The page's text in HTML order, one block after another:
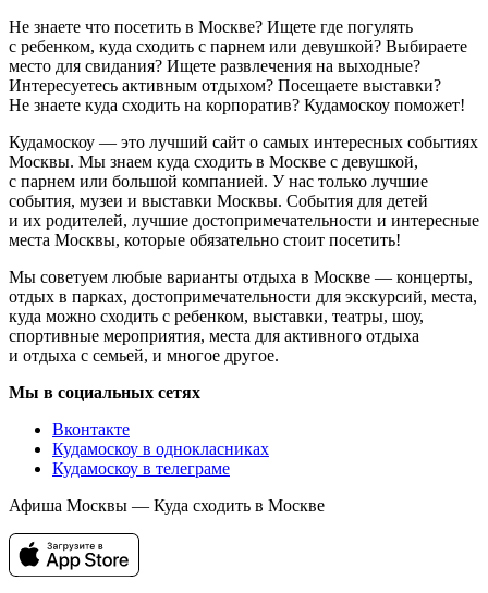
Не знаете что посетить в Москве? Ищете где погулять
с ребенком, куда сходить с парнем или девушкой? Выбираете
место для свидания? Ищете развлечения на выходные?
Интересуетесь активным отдыхом? Посещаете выставки?
Не знаете куда сходить на корпоратив? Кудамоскоу поможет!
Кудамоскоу — это лучший сайт о самых интересных событиях
Москвы. Мы знаем куда сходить в Москве с девушкой,
с парнем или большой компанией. У нас только лучшие
события, музеи и выставки Москвы. События для детей
и их родителей, лучшие достопримечательности и интересные
места Москвы, которые обязательно стоит посетить!
Мы советуем любые варианты отдыха в Москве — концерты,
отдых в парках, достопримечательности для экскурсий, места,
куда можно сходить с ребенком, выставки, театры, шоу,
спортивные мероприятия, места для активного отдыха
и отдыха с семьей, и многое другое.
Мы в социальных сетях
Вконтакте
Кудамоскоу в однокласниках
Кудамоскоу в телеграме
Афиша Москвы — Куда сходить в Москве